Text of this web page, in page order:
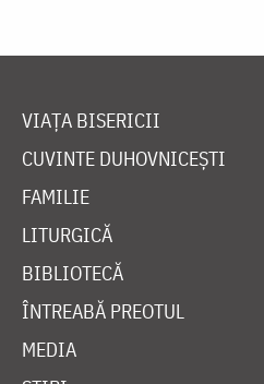
VIAȚA BISERICII
CUVINTE DUHOVNICEȘTI
FAMILIE
LITURGICĂ
BIBLIOTECĂ
ÎNTREABĂ PREOTUL
MEDIA